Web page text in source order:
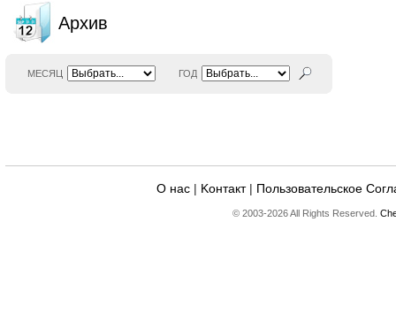
Архив
МЕСЯЦ ГОД
О нас | Kонтакт| Пользовательское
© 2003-2026 All Rights Reserved.